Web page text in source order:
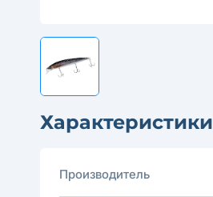
Характеристики
Производитель